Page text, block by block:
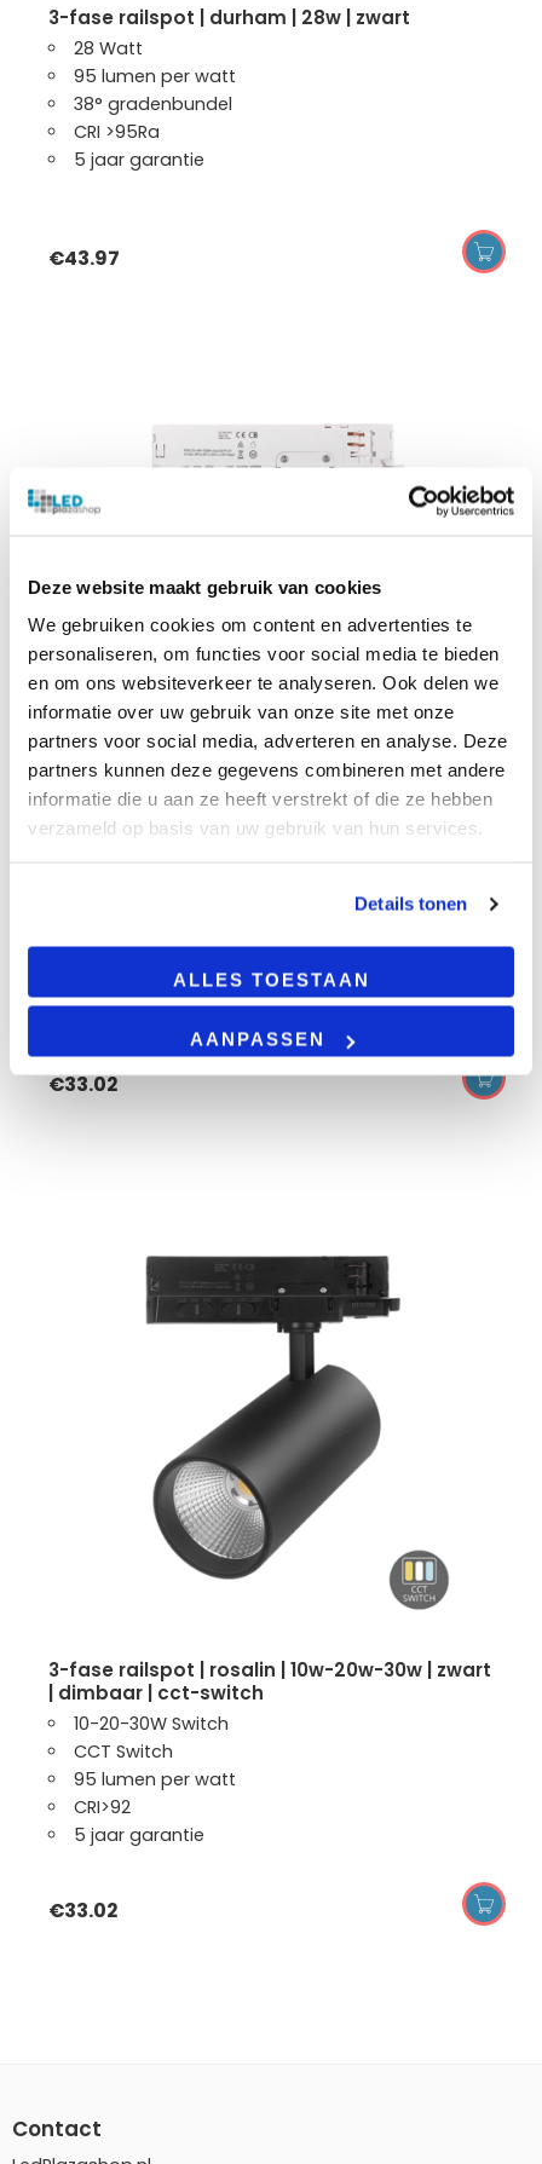
Deze website maakt gebruik van cookies
We gebruiken cookies om content en advertenties te
personaliseren, om functies voor social media te bieden
en om ons websiteverkeer te analyseren. Ook delen we
informatie over uw gebruik van onze site met onze
partners voor social media, adverteren en analyse. Deze
partners kunnen deze gegevens combineren met andere
informatie die u aan ze heeft verstrekt of die ze hebben
verzameld op basis van uw gebruik van hun services.
Details tonen
ALLES TOESTAAN
AANPASSEN
3-fase railspot | durham | 28w | zwart
28 Watt
95 lumen per watt
38° gradenbundel
CRI >95Ra
5 jaar garantie
€43.97
95 lumen per watt
5 jaar garantie
€33.02
3-fase railspot | rosalin | 10w-20w-30w | zwart
| dimbaar | cct-switch
10-20-30W Switch
CCT Switch
95 lumen per watt
CRI>92
5 jaar garantie
€33.02
Contact